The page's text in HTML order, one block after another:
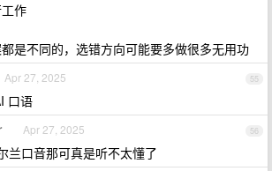
作
是不同的，选错方向可能要多做很多无用功
55
Apr 27, 2025
口语
56
Apr 27, 2025
兰口音那可真是听不太懂了